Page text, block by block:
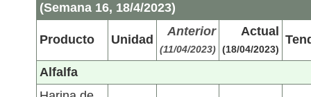
(Semana 16, 18/4/2023)
Producto Unidad
Anterior
(11/04/2023)
Actual
(18/04/2023)
Alfalfa